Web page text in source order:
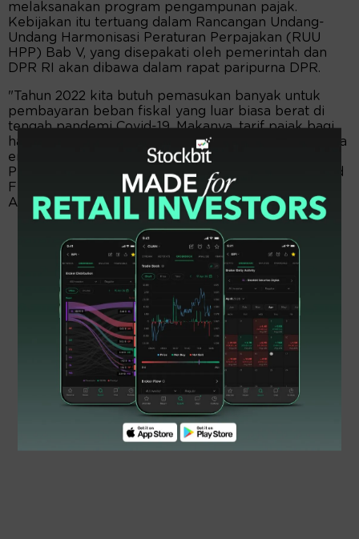
melaksanakan program pengampunan pajak.
Kebijakan itu tertuang dalam Rancangan Undang-
Undang Harmonisasi Peraturan Perpajakan (RUU
HPP) Bab V, yang disepakati oleh pemerintah dan
DPR RI akan dibawa dalam rapat paripurna DPR.
"Tahun 2022 kita butuh pemasukan banyak untuk
pembayaran beban fiskal yang luar biasa berat di
tengah pandemi Covid-19. Makanya, tarif pajak bagi
harta yang dilaporkan secara sukarela menjadi hanya
enam persen jika diinvestasikan pada SBN," kata
Peneliti Institute for Development of Economics and
Finance (Indef), Rusli Abdullah seperti dikutip dari
Antara, Rabu (6/10/2021).